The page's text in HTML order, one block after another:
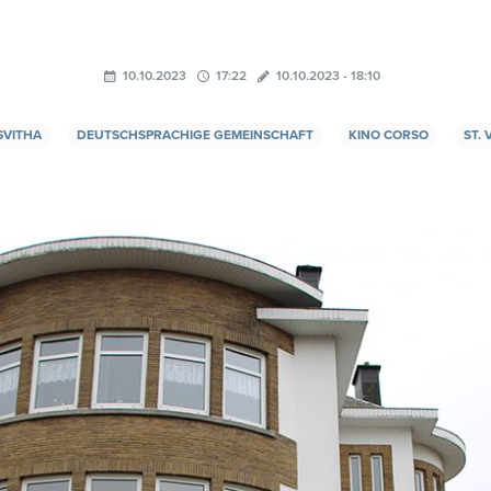
10.10.2023 17:22 10.10.2023 - 18:10
DEUTSCHSPRACHIGE GEMEINSCHAFT KINO CORSO ST.